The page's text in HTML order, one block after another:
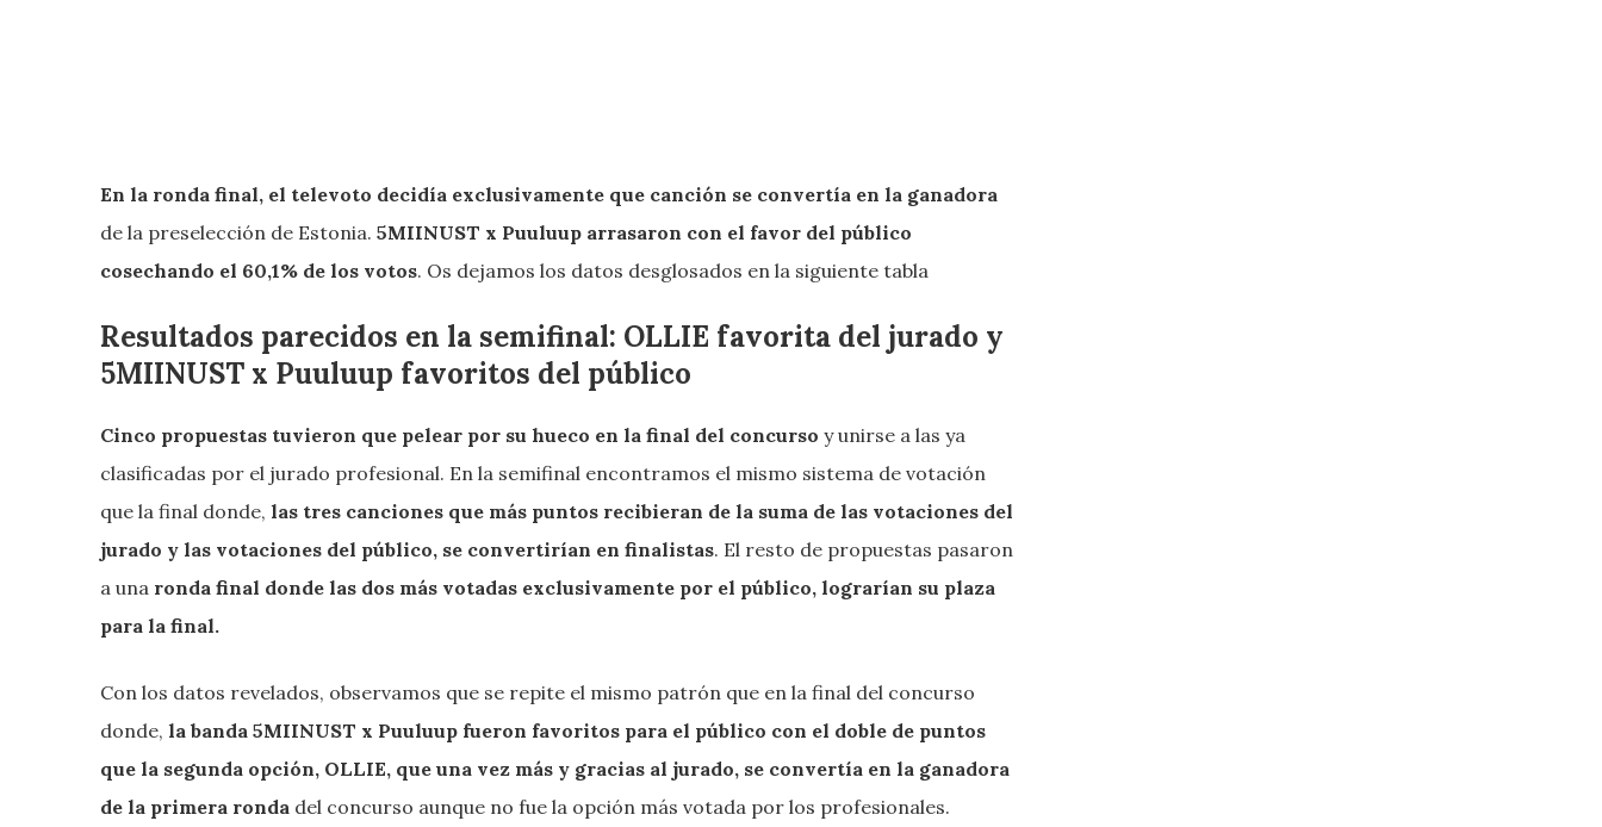
En la ronda final, el televoto decidía exclusivamente que canción se convertía en la ganadora
de la preselección de Estonia. 5MIINUST x Puuluup arrasaron con el favor del público
cosechando el 60,1% de los votos. Os dejamos los datos desglosados en la siguiente tabla
Resultados parecidos en la semifinal: OLLIE favorita del jurado y
5MIINUST x Puuluup favoritos del público
Cinco propuestas tuvieron que pelear por su hueco en la final del concurso y unirse a las ya
clasificadas por el jurado profesional. En la semifinal encontramos el mismo sistema de votación
que la final donde, las tres canciones que más puntos recibieran de la suma de las votaciones del
jurado y las votaciones del público, se convertirían en finalistas. El resto de propuestas pasaron
a una ronda final donde las dos más votadas exclusivamente por el público, lograrían su plaza
para la final.
Con los datos revelados, observamos que se repite el mismo patrón que en la final del concurso
donde, la banda 5MIINUST x Puuluup fueron favoritos para el público con el doble de puntos
que la segunda opción, OLLIE, que una vez más y gracias al jurado, se convertía en la ganadora
de la primera ronda del concurso aunque no fue la opción más votada por los profesionales.